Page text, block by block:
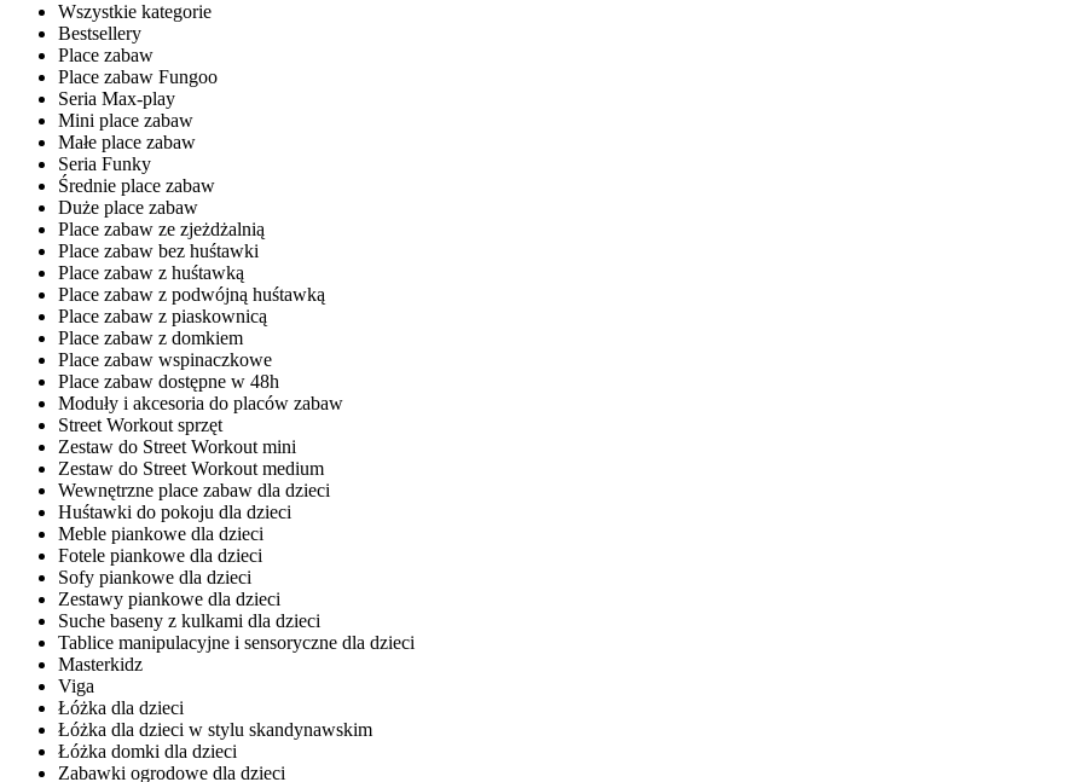
Wszystkie kategorie
Bestsellery
Place zabaw
Place zabaw Fungoo
Seria Max-play
Mini place zabaw
Małe place zabaw
Seria Funky
Średnie place zabaw
Duże place zabaw
Place zabaw ze zjeżdżalnią
Place zabaw bez huśtawki
Place zabaw z huśtawką
Place zabaw z podwójną huśtawką
Place zabaw z piaskownicą
Place zabaw z domkiem
Place zabaw wspinaczkowe
Place zabaw dostępne w 48h
Moduły i akcesoria do placów zabaw
Street Workout sprzęt
Zestaw do Street Workout mini
Zestaw do Street Workout medium
Wewnętrzne place zabaw dla dzieci
Huśtawki do pokoju dla dzieci
Meble piankowe dla dzieci
Fotele piankowe dla dzieci
Sofy piankowe dla dzieci
Zestawy piankowe dla dzieci
Suche baseny z kulkami dla dzieci
Tablice manipulacyjne i sensoryczne dla dzieci
Masterkidz
Viga
Łóżka dla dzieci
Łóżka dla dzieci w stylu skandynawskim
Łóżka domki dla dzieci
Zabawki ogrodowe dla dzieci